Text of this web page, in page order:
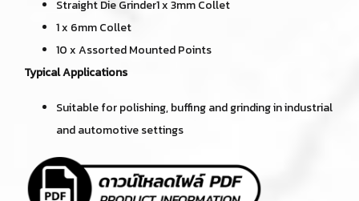
Straight Die Grinder1 x 3mm Collet
1 x 6mm Collet
10 x Assorted Mounted Points
Typical Applications
Suitable for polishing, buffing and grinding in industrial
and automotive settings